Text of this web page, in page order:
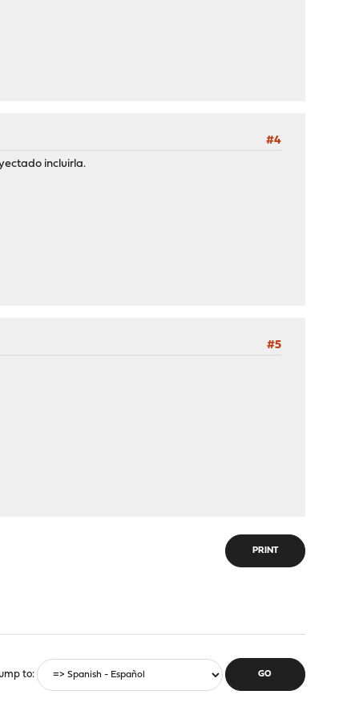
#4
incluirla.
#5
PRINT
to